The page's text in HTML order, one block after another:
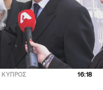
ΚΥΠΡΟΣ 16:18